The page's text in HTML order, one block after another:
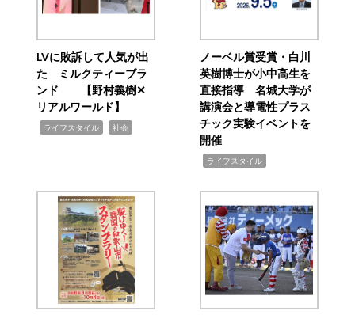
LVに敗訴して人気が出
た ミルクティーブラ
ンド 【野村義樹✕
リアルワールド】
ライフスタイル 社会
ノーベル賞受賞・白川
英樹博士が小中高生を
直接指導 名城大学が
講演会と導電性プラス
チック実験イベントを
開催
ライフスタイル